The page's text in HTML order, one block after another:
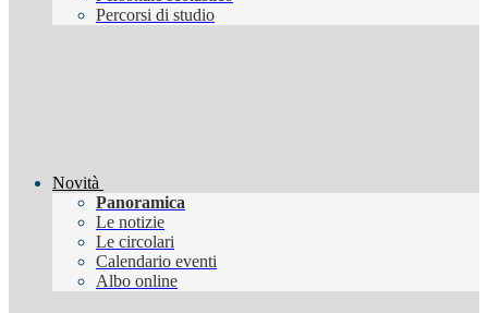
Percorsi di studio
Novità
Panoramica
Le notizie
Le circolari
Calendario eventi
Albo online